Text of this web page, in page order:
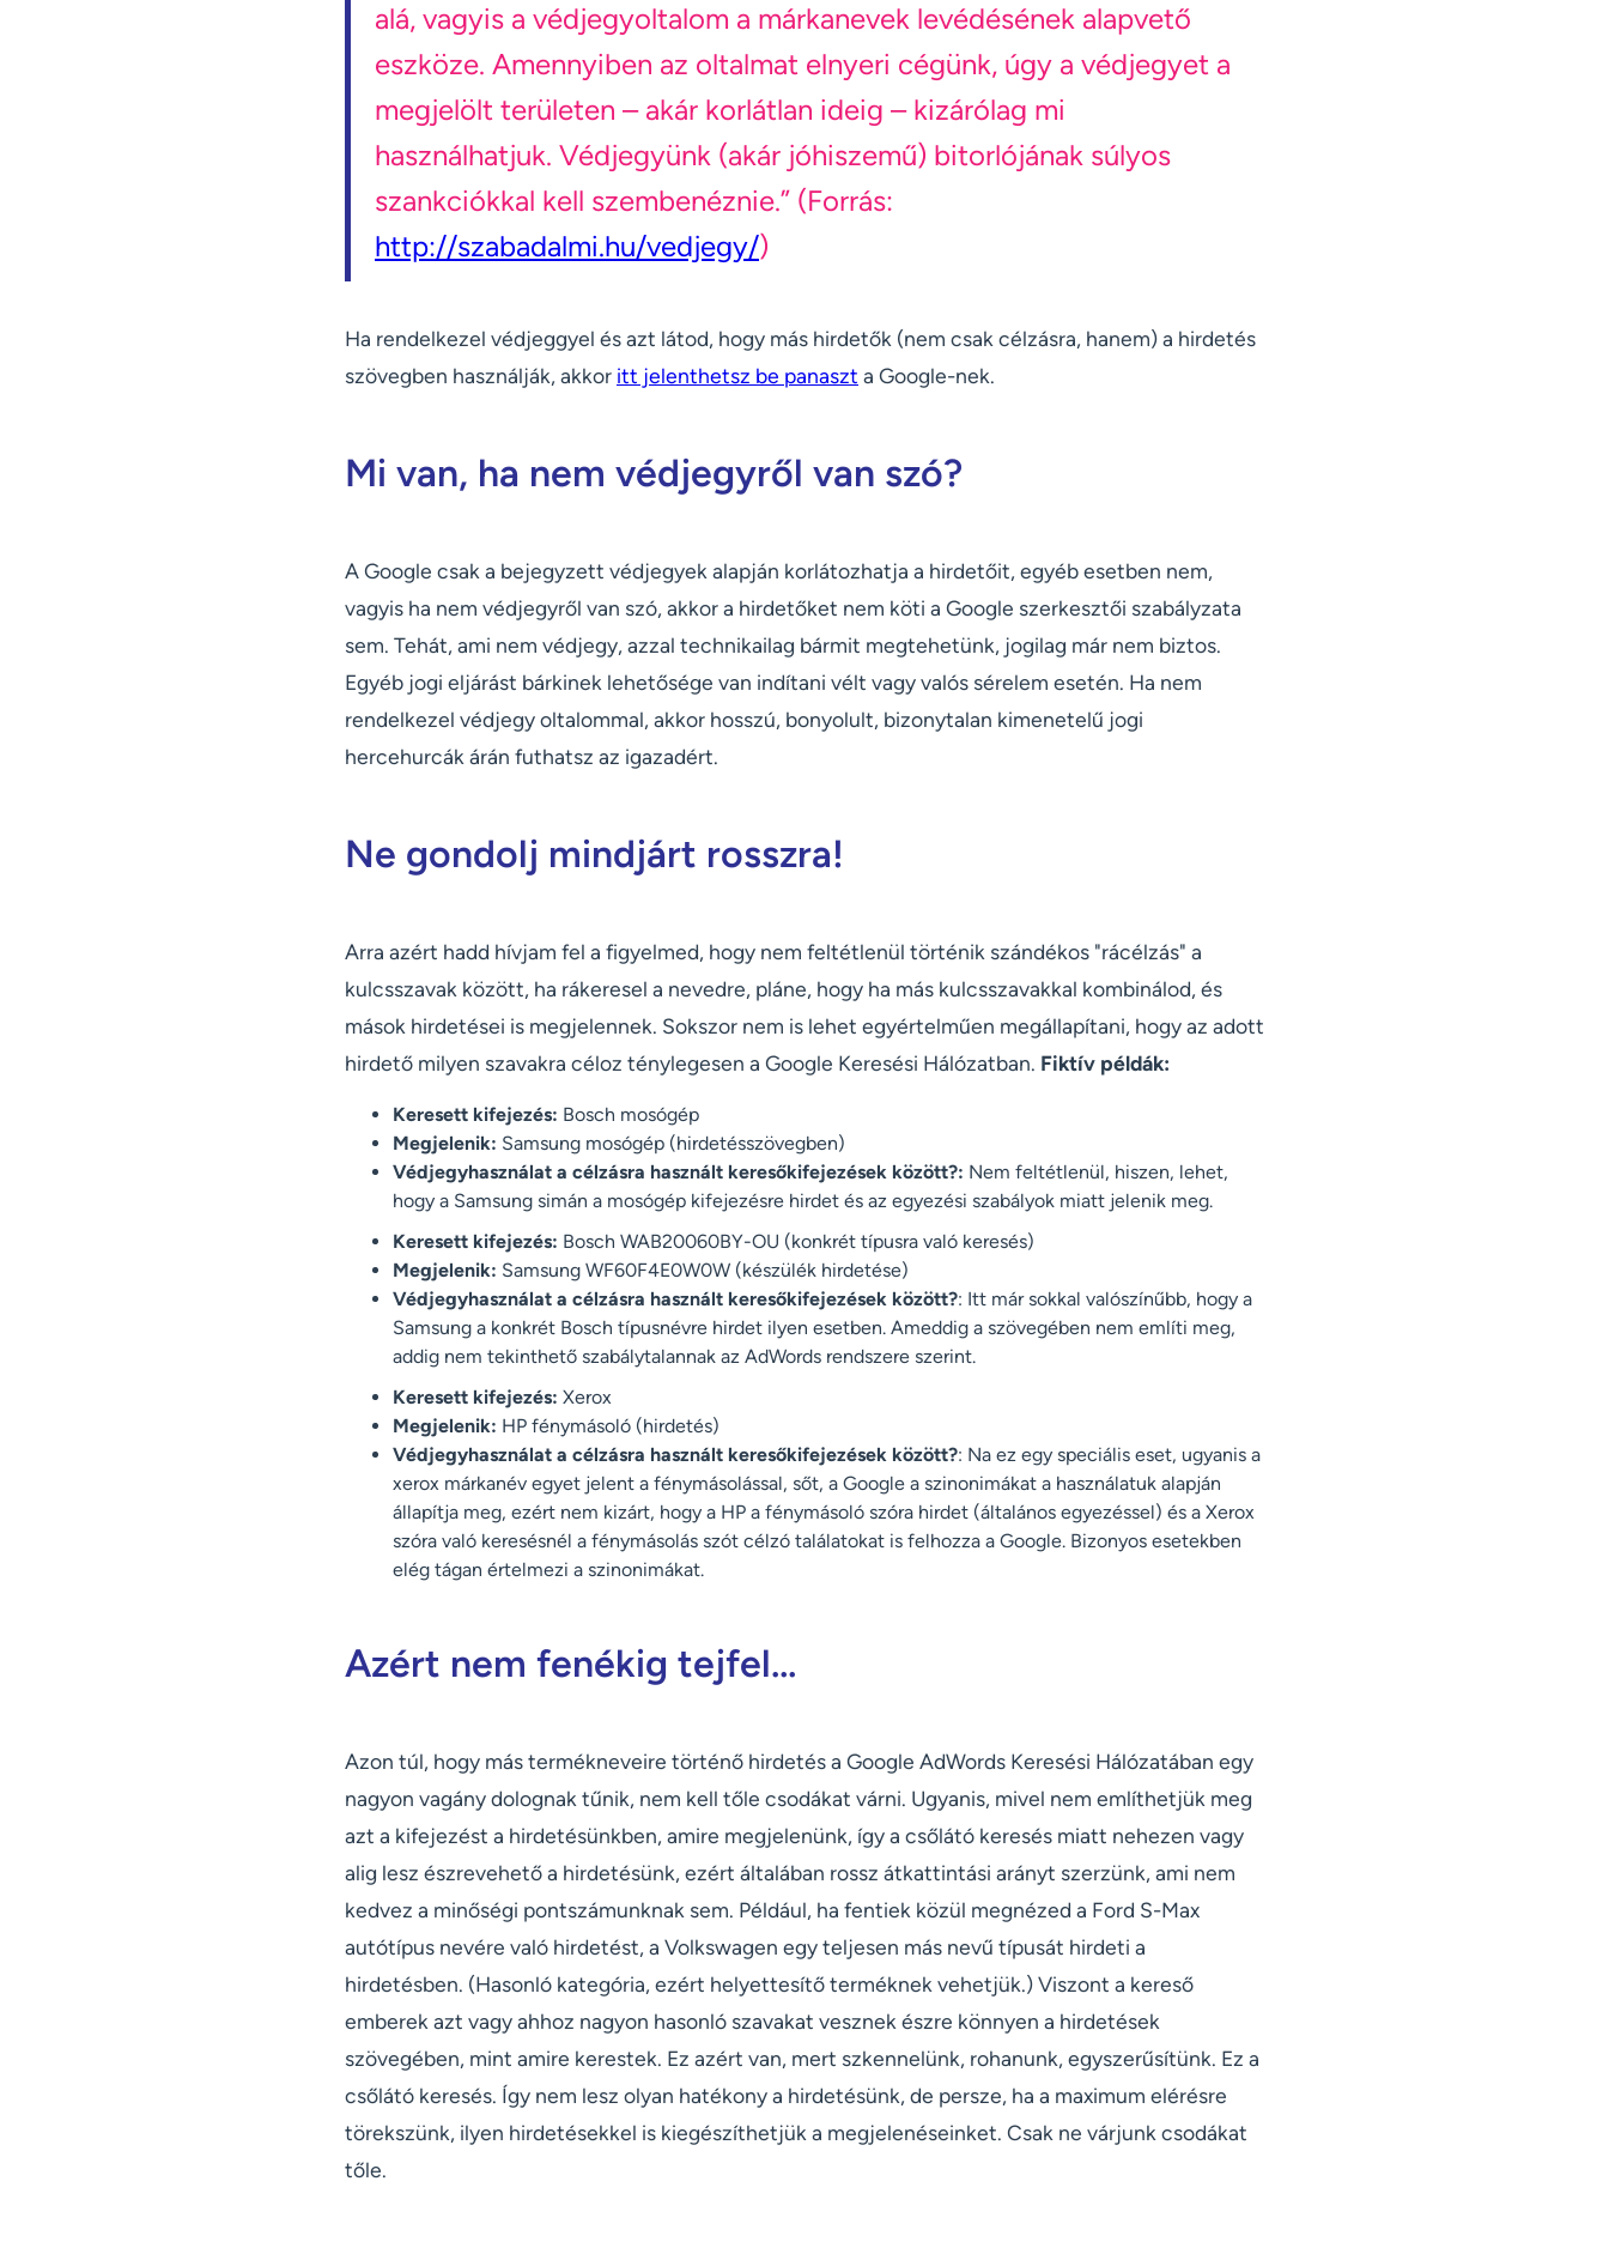
alá, vagyis a védjegyoltalom a márkanevek levédésének alapvető
eszköze. Amennyiben az oltalmat elnyeri cégünk, úgy a védjegyet a
megjelölt területen – akár korlátlan ideig – kizárólag mi
használhatjuk. Védjegyünk (akár jóhiszemű) bitorlójának súlyos
szankciókkal kell szembenéznie.” (Forrás:
http://szabadalmi.hu/vedjegy/)
Ha rendelkezel védjeggyel és azt látod, hogy más hirdetők (nem csak célzásra, hanem) a hirdetés
szövegben használják, akkor itt jelenthetsz be panaszt a Google-nek.
Mi van, ha nem védjegyről van szó?
A Google csak a bejegyzett védjegyek alapján korlátozhatja a hirdetőit, egyéb esetben nem,
vagyis ha nem védjegyről van szó, akkor a hirdetőket nem köti a Google szerkesztői szabályzata
sem. Tehát, ami nem védjegy, azzal technikailag bármit megtehetünk, jogilag már nem biztos.
Egyéb jogi eljárást bárkinek lehetősége van indítani vélt vagy valós sérelem esetén. Ha nem
rendelkezel védjegy oltalommal, akkor hosszú, bonyolult, bizonytalan kimenetelű jogi
hercehurcák árán futhatsz az igazadért.
Ne gondolj mindjárt rosszra!
Arra azért hadd hívjam fel a figyelmed, hogy nem feltétlenül történik szándékos "rácélzás" a
kulcsszavak között, ha rákeresel a nevedre, pláne, hogy ha más kulcsszavakkal kombinálod, és
mások hirdetései is megjelennek. Sokszor nem is lehet egyértelműen megállapítani, hogy az adott
hirdető milyen szavakra céloz ténylegesen a Google Keresési Hálózatban. Fiktív példák:
Keresett kifejezés: Bosch mosógép
Megjelenik: Samsung mosógép (hirdetésszövegben)
Védjegyhasználat a célzásra használt keresőkifejezések között?: Nem feltétlenül, hiszen, lehet,
hogy a Samsung simán a mosógép kifejezésre hirdet és az egyezési szabályok miatt jelenik meg.
Keresett kifejezés: Bosch WAB20060BY-OU (konkrét típusra való keresés)
Megjelenik: Samsung WF60F4E0W0W (készülék hirdetése)
Védjegyhasználat a célzásra használt keresőkifejezések között?: Itt már sokkal valószínűbb, hogy a
Samsung a konkrét Bosch típusnévre hirdet ilyen esetben. Ameddig a szövegében nem említi meg,
addig nem tekinthető szabálytalannak az AdWords rendszere szerint.
Keresett kifejezés: Xerox
Megjelenik: HP fénymásoló (hirdetés)
Védjegyhasználat a célzásra használt keresőkifejezések között?: Na ez egy speciális eset, ugyanis a
xerox márkanév egyet jelent a fénymásolással, sőt, a Google a szinonimákat a használatuk alapján
állapítja meg, ezért nem kizárt, hogy a HP a fénymásoló szóra hirdet (általános egyezéssel) és a Xerox
szóra való keresésnél a fénymásolás szót célzó találatokat is felhozza a Google. Bizonyos esetekben
elég tágan értelmezi a szinonimákat.
Azért nem fenékig tejfel…
Azon túl, hogy más termékneveire történő hirdetés a Google AdWords Keresési Hálózatában egy
nagyon vagány dolognak tűnik, nem kell tőle csodákat várni. Ugyanis, mivel nem említhetjük meg
azt a kifejezést a hirdetésünkben, amire megjelenünk, így a csőlátó keresés miatt nehezen vagy
alig lesz észrevehető a hirdetésünk, ezért általában rossz átkattintási arányt szerzünk, ami nem
kedvez a minőségi pontszámunknak sem. Például, ha fentiek közül megnézed a Ford S-Max
autótípus nevére való hirdetést, a Volkswagen egy teljesen más nevű típusát hirdeti a
hirdetésben. (Hasonló kategória, ezért helyettesítő terméknek vehetjük.) Viszont a kereső
emberek azt vagy ahhoz nagyon hasonló szavakat vesznek észre könnyen a hirdetések
szövegében, mint amire kerestek. Ez azért van, mert szkennelünk, rohanunk, egyszerűsítünk. Ez a
csőlátó keresés. Így nem lesz olyan hatékony a hirdetésünk, de persze, ha a maximum elérésre
törekszünk, ilyen hirdetésekkel is kiegészíthetjük a megjelenéseinket. Csak ne várjunk csodákat
tőle.